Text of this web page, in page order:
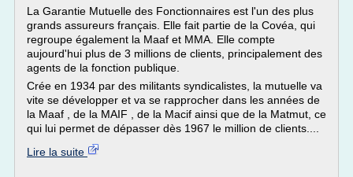
La Garantie Mutuelle des Fonctionnaires est l'un des plus
grands assureurs français. Elle fait partie de la Covéa, qui
regroupe également la Maaf et MMA. Elle compte
aujourd'hui plus de 3 millions de clients, principalement des
agents de la fonction publique.
Crée en 1934 par des militants syndicalistes, la mutuelle va
vite se développer et va se rapprocher dans les années de
la Maaf , de la MAIF , de la Macif ainsi que de la Matmut, ce
qui lui permet de dépasser dès 1967 le million de clients....
Lire la suite